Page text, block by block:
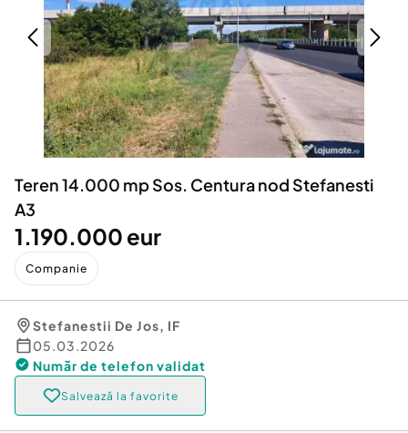
Servicii
Animale de companie
Afaceri și echipamente profesionale
Inchiriere Bunuri si Vehicule
Utilaje agricole si industriale
Piese auto si accesorii
Dacia Duster
Teren 14.000 mp Sos. Centura nod Stefanesti
A3
1.190.000 eur
Companie
Stefanestii De Jos, IF
05.03.2026
Număr de telefon validat
Salvează la favorite